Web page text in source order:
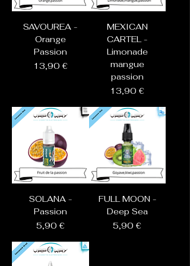
SAVOUREA -
Orange
Passion
Prix
13,90 €
MEXICAN
CARTEL -
Limonade
mangue
passion
Prix
13,90 €
SOLANA -
Passion
Prix
5,90 €
FULL MOON -
Deep Sea
Prix
5,90 €